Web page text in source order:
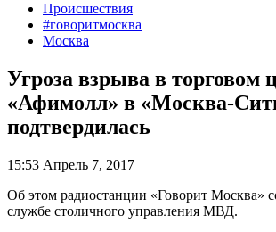
Происшествия
#говоритмосква
Москва
Угроза взрыва в торговом
«Афимолл» в «Москва-
подтвердилась
15:53 Апрель 7, 2017
Об этом радиостанции «Говорит Москва»
службе столичного управления МВД.